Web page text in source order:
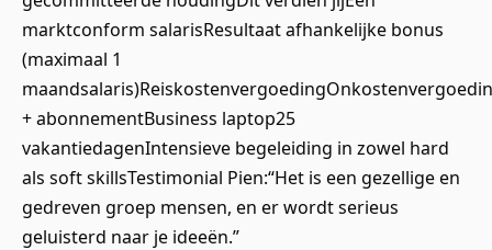
marktconform salarisResultaat afhankelijke bonus
(maximaal 1
+ abonnementBusiness laptop25
vakantiedagenIntensieve begeleiding in zowel hard
als soft skillsTestimonial Pien:“Het is een gezellige en
gedreven groep mensen, en er wordt serieus
geluisterd naar je ideeën.”